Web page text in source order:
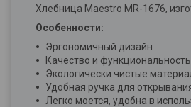
Хлебница Maestro MR-1676,
Особенности:
Эргономичный дизайн
Качество и функциональность
Экологически чистые
Удобная ручка для
Легко моется, удобна в